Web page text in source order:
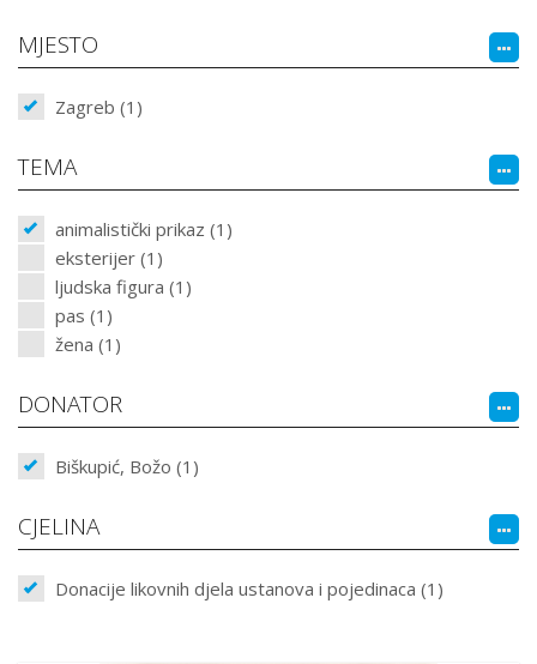
MJESTO
Zagreb (1)
TEMA
animalistički prikaz (1)
eksterijer (1)
ljudska figura (1)
pas (1)
žena (1)
DONATOR
Biškupić, Božo (1)
CJELINA
Donacije likovnih djela ustanova i pojedinaca (1)